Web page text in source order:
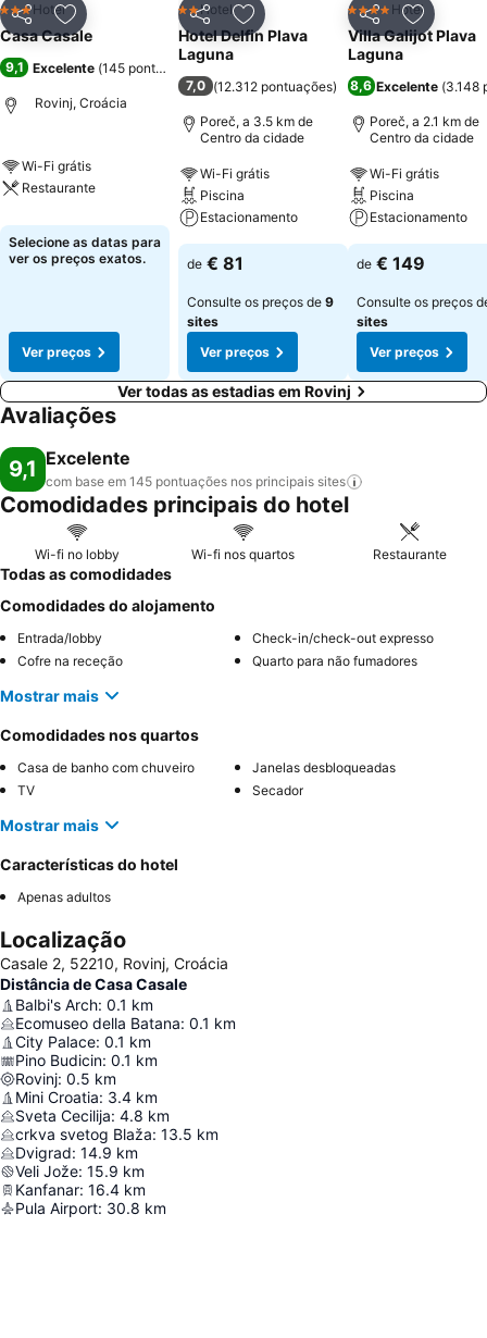
PartilharAdicionar aos favoritos
3 Estrelas
Hotel
Casa Casale
9,1 Excelente (145 pontuações)
Rovinj, Croácia
Wi-Fi grátis
Restaurante
Selecione as datas para
ver os preços exatos.
Ver preços
PartilharAdicionar aos favoritos
2 Estrelas
Hotel
Hotel Delfin Plava
Laguna
7,0 (12.312 pontuações)
Poreč, a 3.5 km de
Centro da cidade
Wi-Fi grátis
Piscina
Estacionamento
de € 81
Consulte os preços de 9
sites
Ver preços
Partilhar
4 EstrelasHotel
Villa Galijot Plava
Laguna
8,6 Excelente (3.148
Poreč, a 2.1 km de
Centro da cidade
Wi-Fi grátis
Piscina
Estacionamento
de € 149
Consulte os preços
sites
Ver preços
Ver todas as estadias em Rovinj
Avaliações
9,1 Excelente
com base em 145 pontuações nos principais sites
Comodidades principais do hotel
Wi-fi no lobby Wi-fi nos quartos Restaurante
Todas as comodidades
Comodidades do alojamento
Entrada/lobby
Check-in/check-out expresso
Cofre na receção
Quarto para não fumadores
Mostrar mais
Comodidades nos quartos
Casa de banho com chuveiro
Janelas desbloqueadas
TV
Secador
Mostrar mais
Características do hotel
Apenas adultos
Localização
Casale 2, 52210, Rovinj, Croácia
Distância de Casa Casale
Balbi's Arch: 0.1 km
Ecomuseo della Batana: 0.1 km
City Palace: 0.1 km
Pino Budicin: 0.1 km
Rovinj: 0.5 km
Mini Croatia: 3.4 km
Sveta Cecilija: 4.8 km
crkva svetog Blaža: 13.5 km
Dvigrad: 14.9 km
Veli Jože: 15.9 km
Kanfanar: 16.4 km
Pula Airport: 30.8 km